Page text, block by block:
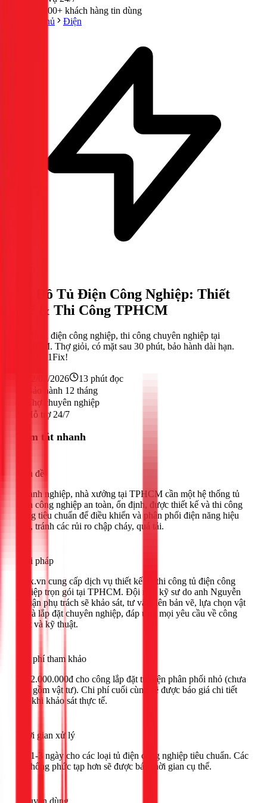
300,000+ khách hàng tin dùng
Trang chủ
Điện
Sơ Đồ Tủ Điện Công Nghiệp: Thiết
Kế & Thi Công TPHCM
Sơ đồ tủ điện công nghiệp, thi công chuyên nghiệp tại
TPHCM. Thợ giỏi, có mặt sau 30 phút, bảo hành dài hạn.
Liên hệ 1Fix!
22/02/2026 13 phút đọc
Bảo hành 12 tháng
Thợ chuyên nghiệp
Hỗ trợ 24/7
Tóm tắt nhanh
Vấn đề
Doanh nghiệp, nhà xưởng tại TPHCM cần một hệ thống tủ
điện công nghiệp an toàn, ổn định, được thiết kế và thi công
đúng tiêu chuẩn để điều khiển và phân phối điện năng hiệu
quả, tránh các rủi ro chập cháy, quá tải.
Giải pháp
1Fix.vn cung cấp dịch vụ thiết kế và thi công tủ điện công
nghiệp trọn gói tại TPHCM. Đội ngũ kỹ sư do anh Nguyễn
Thuận phụ trách sẽ khảo sát, tư vấn, lên bản vẽ, lựa chọn vật
tư và lắp đặt chuyên nghiệp, đáp ứng mọi yêu cầu về công
suất và kỹ thuật.
Chi phí tham khảo
Từ 2.000.000đ cho công lắp đặt tủ điện phân phối nhỏ (chưa
bao gồm vật tư). Chi phí cuối cùng sẽ được báo giá chi tiết
sau khi khảo sát thực tế.
Thời gian xử lý
Từ 1-3 ngày cho các loại tủ điện công nghiệp tiêu chuẩn. Các
hệ thống phức tạp hơn sẽ được báo thời gian cụ thể.
Khuyên dùng